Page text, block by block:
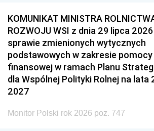
KOMUNIKAT MINISTRA
ROZWOJU WSI z dnia 29 lipca 2026
sprawie zmienionych wytycznych
podstawowych w zakresie pomocy
finansowej w ramach Planu
dla Wspólnej Polityki Rolnej na lata
2027
Monitor Polski rok 2026 poz. 747